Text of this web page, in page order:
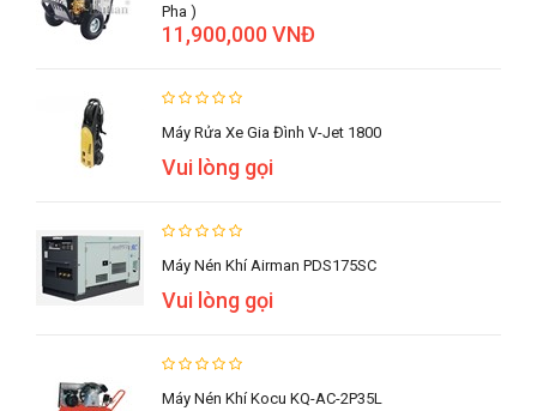
Pha )
11,900,000 VNĐ
Máy Rửa Xe Gia Đình V-Jet 1800
Vui lòng gọi
Máy Nén Khí Airman PDS175SC
Vui lòng gọi
Máy Nén Khí Kocu KQ-AC-2P35L